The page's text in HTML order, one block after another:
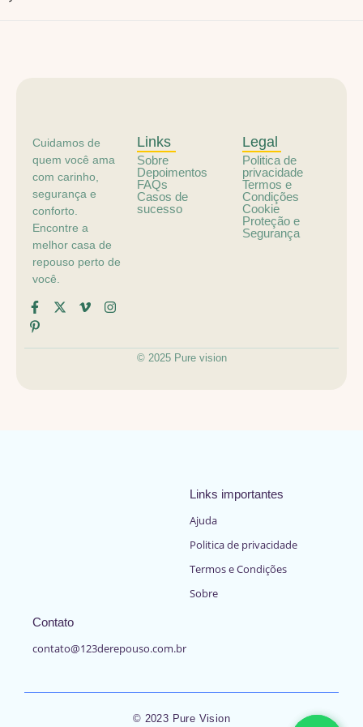
Cuidamos de
quem você ama
com carinho,
segurança e
conforto.
Encontre a
melhor casa de
repouso perto de
você.
Links
Sobre
Depoimentos
FAQs
Casos de
sucesso
Legal
Politica de
privacidade
Termos e
Condições
Cookie
Proteção e
Segurança
© 2025 Pure vision
Links importantes
Ajuda
Politica de privacidade
Termos e Condições
Sobre
Contato
contato@123derepouso.com.br
© 2023 Pure Vision